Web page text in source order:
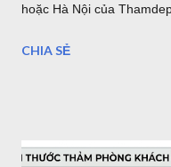
hoặc Hà Nội của
phòng khách, phòng
Giao hàng - Thanh toán -
CHIA SẺ